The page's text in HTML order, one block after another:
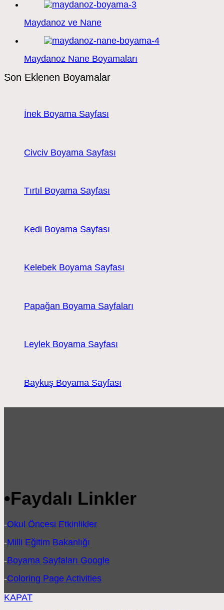
Maydanoz ve Nane
Maydanoz Nane Boyamaları
Son Eklenen Boyamalar
İnek Boyama Sayfası
Civciv Boyama Sayfası
Tırtıl Boyama Sayfası
Kedi Boyama Sayfası
Kelebek Boyama Sayfası
Papağan Boyama Sayfaları
Leylek Boyama Sayfası
Baykuş Boyama Sayfası
•Faydalı Linkler
-Okul Öncesi Etkinlikler
-Milli Eğitim Bakanlığı
-Boyama Sayfaları Google
-Coloring Page Activities
KAPAT